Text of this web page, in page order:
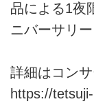
品による1夜
ニバーサリ
詳細はコン
https://